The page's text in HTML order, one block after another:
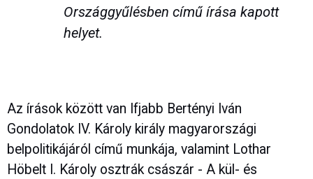
Országgyűlésben című írása kapott
helyet.
Az írások között van Ifjabb Bertényi Iván
Gondolatok IV. Károly király magyarországi
belpolitikájáról című munkája, valamint Lothar
Höbelt I. Károly osztrák császár - A kül- és